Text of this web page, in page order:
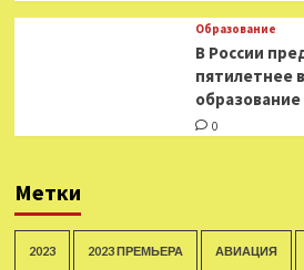
Образование
В России
пятилетнее
образование
0
Метки
2023 2023 ПРЕМЬЕРА АВИАЦИЯ